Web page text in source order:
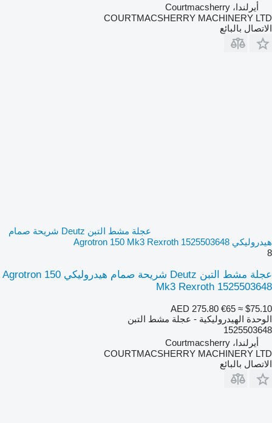
أيرلندا، Courtmacsherry
COURTMACSHERRY MACHINERY LTD
الاتصال بالبائع
عجلة مشط التبن Deutz شريحة صمام
هيدروليكي Agrotron 150 Mk3 Rexroth 1525503648
8
عجلة مشط التبن Deutz شريحة صمام هيدروليكي Agrotron 150
Mk3 Rexroth 1525503648
AED 275.80 €65 ≈ $75.10
الوحدة الهيدروليكية - عجلة مشط التبن
1525503648
أيرلندا، Courtmacsherry
COURTMACSHERRY MACHINERY LTD
الاتصال بالبائع